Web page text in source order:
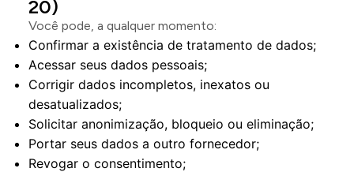
20)
Você pode, a qualquer momento:
Confirmar a existência de tratamento de dados;
Acessar seus dados pessoais;
Corrigir dados incompletos, inexatos ou
desatualizados;
Solicitar anonimização, bloqueio ou eliminação;
Portar seus dados a outro fornecedor;
Revogar o consentimento;